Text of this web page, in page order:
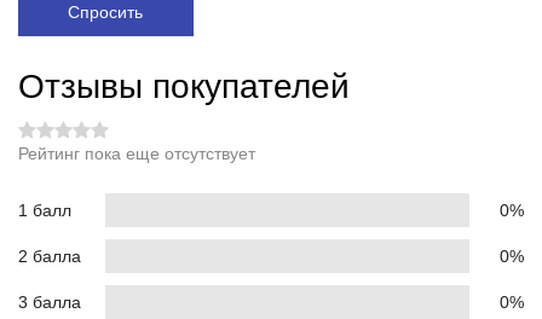
Спросить
Отзывы покупателей
Рейтинг пока еще отсутствует
1 балл 0%
2 балла 0%
3 балла 0%